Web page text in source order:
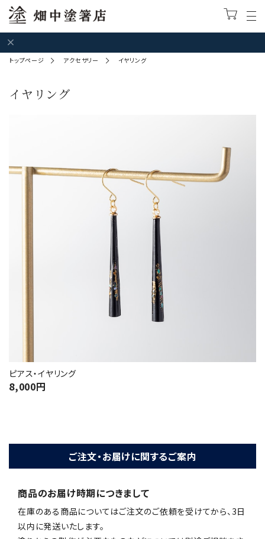
トップページ アクセサリー イヤリング
イヤリング
ピアス・イヤリング
8,000円
ご注文・お届けに関するご案内
商品のお届け時期につきまして
在庫のある商品についてはご注文のご依頼を受けてから、3日
以内に発送いたします。